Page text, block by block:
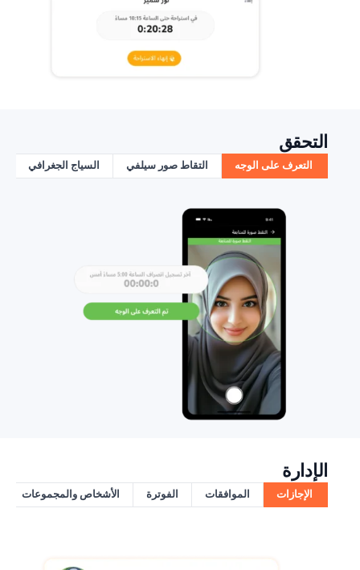
التحقق
التعرف على الوجه التقاط صور سيلفي السياج الجغرافي
الإدارة
الإجازات الموافقات الفوترة الأشخاص والمجموعات